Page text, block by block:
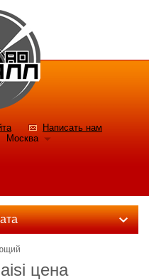
Написать нам
Москва
цена